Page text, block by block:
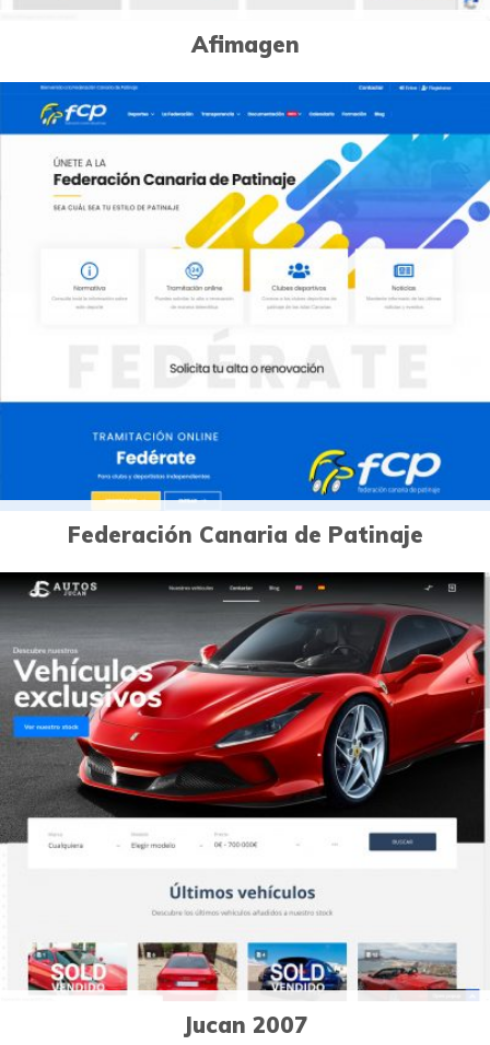
Afimagen
0
Federación Canaria de Patinaje
0
Páginas Web
Jucan 2007